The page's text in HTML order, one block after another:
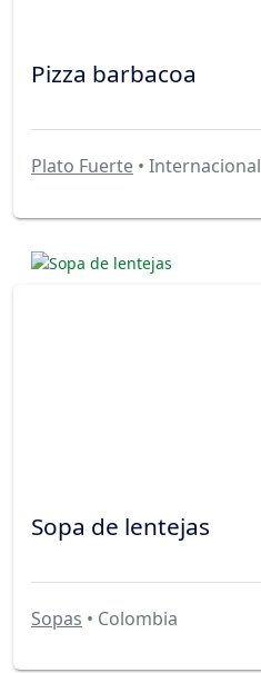
Pizza barbacoa
Plato Fuerte • Internacional
Sopa de lentejas
Sopas • Colombia